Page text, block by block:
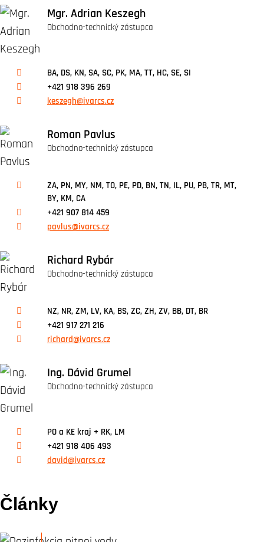
Mgr. Adrian Keszegh
Obchodno-technický zástupca
BA, DS, KN, SA, SC, PK, MA, TT, HC, SE, SI
+421 918 396 269
keszegh@ivarcs.cz
Roman Pavlus
Obchodno-technický zástupca
ZA, PN, MY, NM, TO, PE, PD, BN, TN, IL, PU, PB, TR, MT,
BY, KM, CA
+421 907 814 459
pavlus@ivarcs.cz
Richard Rybár
Obchodno-technický zástupca
NZ, NR, ZM, LV, KA, BS, ZC, ZH, ZV, BB, DT, BR
+421 917 271 216
richard@ivarcs.cz
Ing. Dávid Grumel
Obchodno-technický zástupca
PO a KE kraj + RK, LM
+421 918 406 493
david@ivarcs.cz
Články